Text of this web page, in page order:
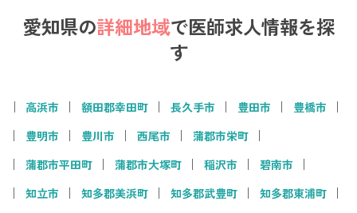
愛知県の詳細地域で医師求人情報を探
す
高浜市 額田郡幸田町 長久手市 豊田市
豊橋市
豊明市
豊川市 西尾市
蒲郡市栄町
蒲郡市平田町
蒲郡市大塚町 稲沢市
碧南市
知立市
知多郡美浜町 知多郡武豊町
知多郡東浦町